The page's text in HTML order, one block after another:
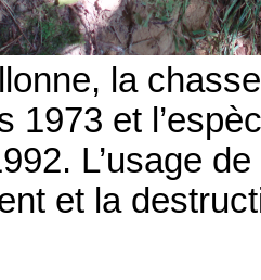
la
1973 et
L’usage
et la